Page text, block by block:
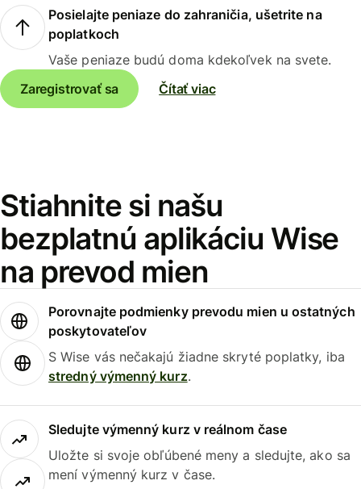
Posielajte peniaze do zahraničia, ušetrite na
poplatkoch
Vaše peniaze budú doma kdekoľvek na svete.
Zaregistrovať sa
Čítať viac
Stiahnite si našu
bezplatnú aplikáciu Wise
na prevod mien
Porovnajte podmienky prevodu mien u ostatných
poskytovateľov
S Wise vás nečakajú žiadne skryté poplatky, iba
stredný výmenný kurz.
Sledujte výmenný kurz v reálnom čase
Uložte si svoje obľúbené meny a sledujte, ako sa
mení výmenný kurz v čase.